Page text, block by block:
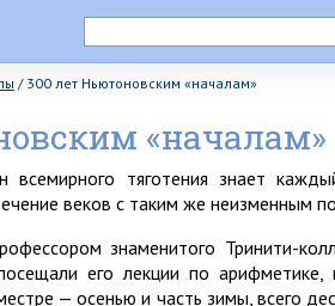
/ 300 лет Ньютоновским «началам»
«началам»
тяготения знает
веков с таким же неизменным
знаменитого Тринити-
его лекции по
— осенью и часть зимы, всего